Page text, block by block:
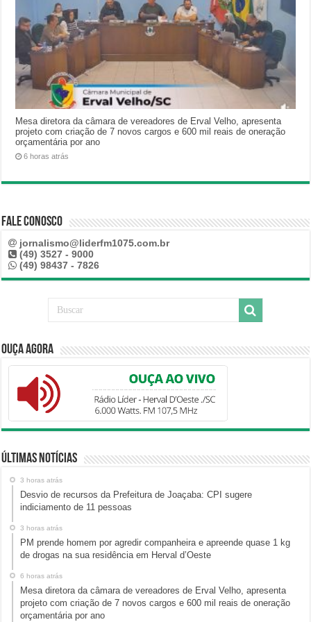
Mesa diretora da câmara de vereadores de Erval Velho, apresenta
projeto com criação de 7 novos cargos e 600 mil reais de oneração
orçamentária por ano
6 horas atrás
Fale Conosco
jornalismo@liderfm1075.com.br
(49) 3527 - 9000
(49) 98437 - 7826
Ouça Agora
Últimas Notícias
3 horas atrás
Desvio de recursos da Prefeitura de Joaçaba: CPI sugere
indiciamento de 11 pessoas
3 horas atrás
PM prende homem por agredir companheira e apreende quase 1 kg
de drogas na sua residência em Herval d’Oeste
6 horas atrás
Mesa diretora da câmara de vereadores de Erval Velho, apresenta
projeto com criação de 7 novos cargos e 600 mil reais de oneração
orçamentária por ano